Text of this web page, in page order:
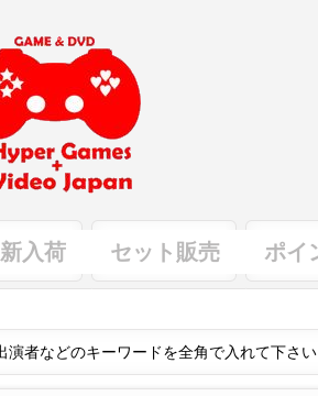
新入荷 セット販売 ポイ